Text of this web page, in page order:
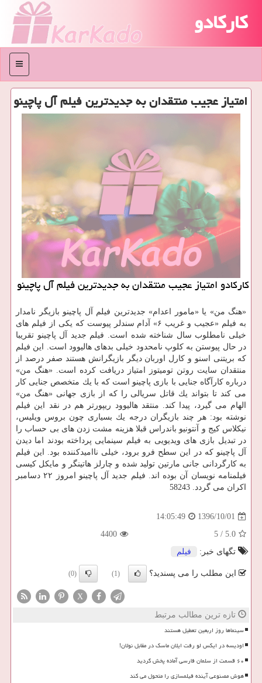
کارکادو
منو
امتیاز عجیب منتقدان به جدیدترین فیلم آل پاچینو
كاركادو امتیاز عجیب منتقدان به جدیدترین فیلم آل پاچینو
«هنگ من» یا «مامور اعدام» جدیدترین فیلم آل پاچینو بازیگر نامدار
به فیلم «عجیب و غریب ۶» آدام سندلر پیوست كه یكی از فیلم های
خیلی نامطلوب سال شناخته شده است. فیلم جدید آل پاچینو تقریبا
در حال پیوستن به كلوپ نامحدود خیلی بدهای هالیوود است. این فیلم
كه بریتنی اسنو و كارل اوربان دیگر بازیگرانش هستند صفر درصد از
منتقدان سایت روتن تومیتوز امتیاز دریافت كرده است. «هنگ من»
درباره كارآگاه جنایی با بازی پاچینو است كه با یك متخصص جنایی كار
می كند تا بتواند یك قاتل سریالی را كه از بازی جهانی «هنگ من»
الهام می گیرد، پیدا كند. منتقد هالیوود ریپورتر هم در نقد این فیلم
نوشته بود: هر چند بازیگران درجه یك بسیاری چون بروس ویلیس،
نیكلاس كیج و آنتونیو باندراس قبلا هزینه مشت زدن های بی حساب را
در تبدیل بازی های ویدیویی به فیلم سینمایی پرداخته بودند اما دیدن
آل پاچینو كه در این سطح فرو برود، خیلی ناامیدكننده بود. این فیلم
به كارگردانی جانی مارتین تولید شده و چارلز هاتینگر و مایكل كیسی
فیلمنامه نویسان آن بوده اند. فیلم جدید آل پاچینو امروز ۲۲ دسامبر
اكران می گردد. 58243
1396/10/01
14:05:49
5.0
/
5
4400
تگهای خبر:
فیلم
این مطلب را می پسندید؟ (1)
(0)
X
تازه ترین مطالب مرتبط
سینماها روز اربعین تعطیل هستند
اودیسه در ایکس لو رفت ایلان ماسک در مقابل نولان!
۶۰ قسمت از سلمان فارسی آماده پخش گردید
هوش مصنوعی آینده فیلمسازی را متحول می کند